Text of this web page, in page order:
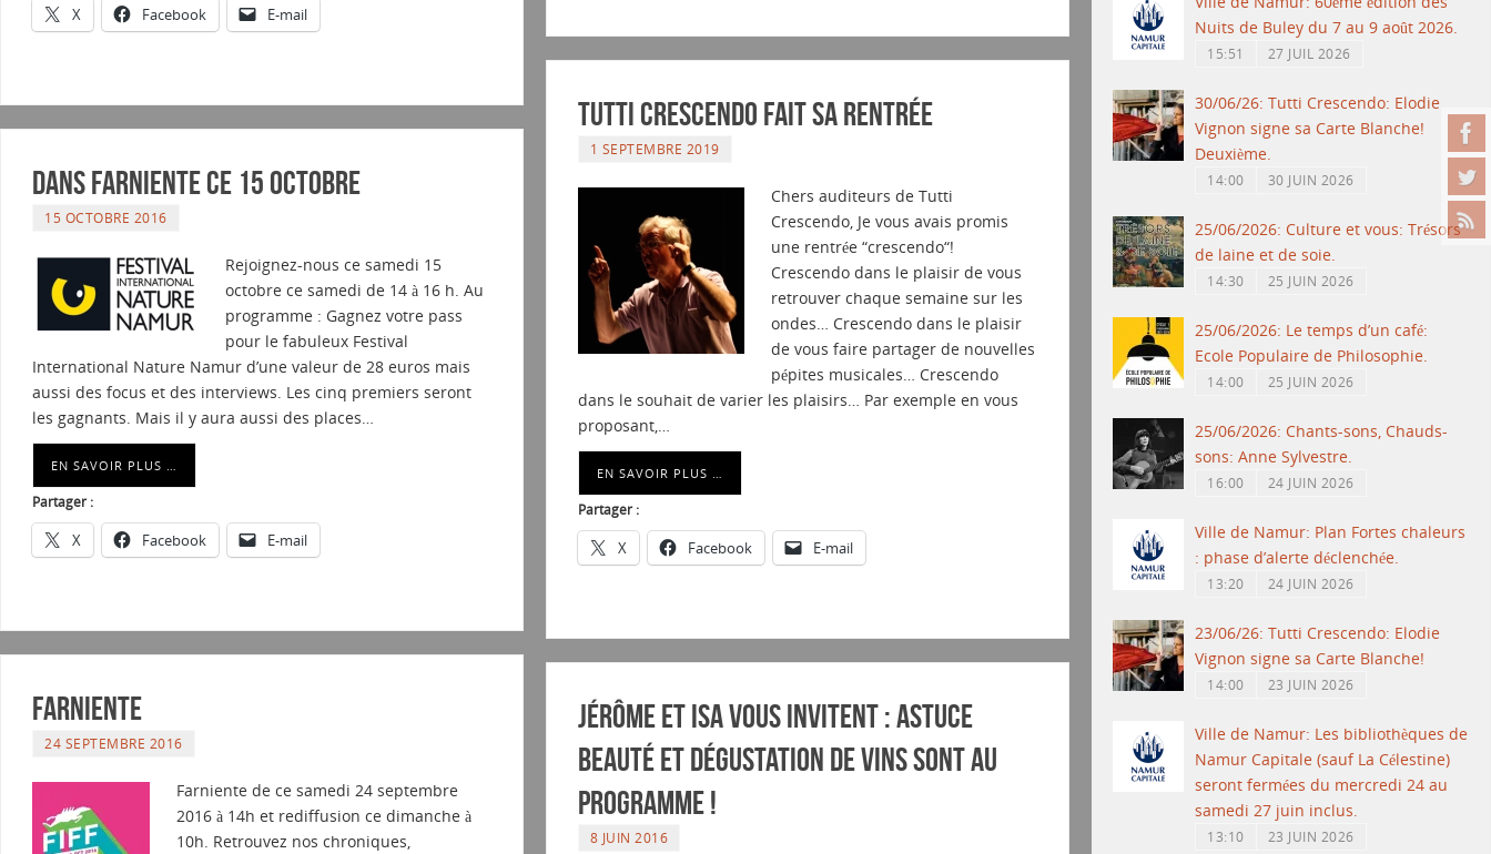
X Facebook E-mail
Tutti Crescendo fait sa rentrée
1 SEPTEMBRE 2019
Chers auditeurs de Tutti
Crescendo, Je vous avais promis
une rentrée “crescendo“!
Crescendo dans le plaisir de vous
retrouver chaque semaine sur les
ondes… Crescendo dans le plaisir
de vous faire partager de nouvelles
pépites musicales… Crescendo
dans le souhait de varier les plaisirs… Par exemple en vous
proposant,…
EN SAVOIR PLUS …
Partager :
X Facebook E-mail
Dans Farniente ce 15 octobre
15 OCTOBRE 2016
Rejoignez-nous ce samedi 15
octobre ce samedi de 14 à 16 h. Au
programme : Gagnez votre pass
pour le fabuleux Festival
International Nature Namur d’une valeur de 28 euros mais
aussi des focus et des interviews. Les cinq premiers seront
les gagnants. Mais il y aura aussi des places…
EN SAVOIR PLUS …
Partager :
X Facebook E-mail
Farniente
24 SEPTEMBRE 2016
Farniente de ce samedi 24 septembre
2016 à 14h et rediffusion ce dimanche à
10h. Retrouvez nos chroniques,
Jérôme et Isa vous invitent : Astuce
Beauté et Dégustation de vins sont au
programme !
8 JUIN 2016
Nuits de Buley du 7 au 9 août 2026.
15:51 27 JUIL 2026
30/06/26: Tutti Crescendo: Elodie
Vignon signe sa Carte Blanche!
Deuxième.
14:00 30 JUIN 2026
25/06/2026: Culture et vous: Trésors
de laine et de soie.
14:30 25 JUIN 2026
25/06/2026: Le temps d’un café:
Ecole Populaire de Philosophie.
14:00 25 JUIN 2026
25/06/2026: Chants-sons, Chauds-
sons: Anne Sylvestre.
16:00 24 JUIN 2026
Ville de Namur: Plan Fortes chaleurs
: phase d’alerte déclenchée.
13:20 24 JUIN 2026
23/06/26: Tutti Crescendo: Elodie
Vignon signe sa Carte Blanche!
14:00 23 JUIN 2026
Ville de Namur: Les bibliothèques de
Namur Capitale (sauf La Célestine)
seront fermées du mercredi 24 au
samedi 27 juin inclus.
13:10 23 JUIN 2026